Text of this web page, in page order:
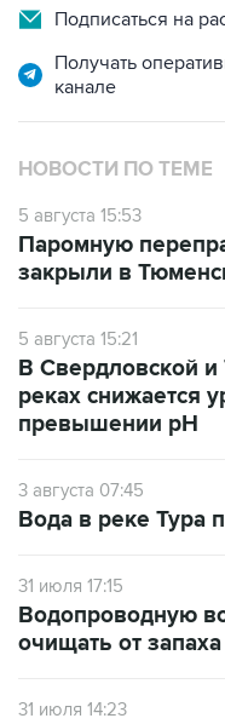
Подписаться на
Получать
канале
НОВОСТИ ПО ТЕМЕ
5 августа 15:53
Паромную
закрыли в
5 августа 15:21
В Свердловской и
реках снижается
превышении рН
3 августа 07:45
Вода в реке Тура
31 июля 17:15
Водопроводную
очищать от
31 июля 14:23